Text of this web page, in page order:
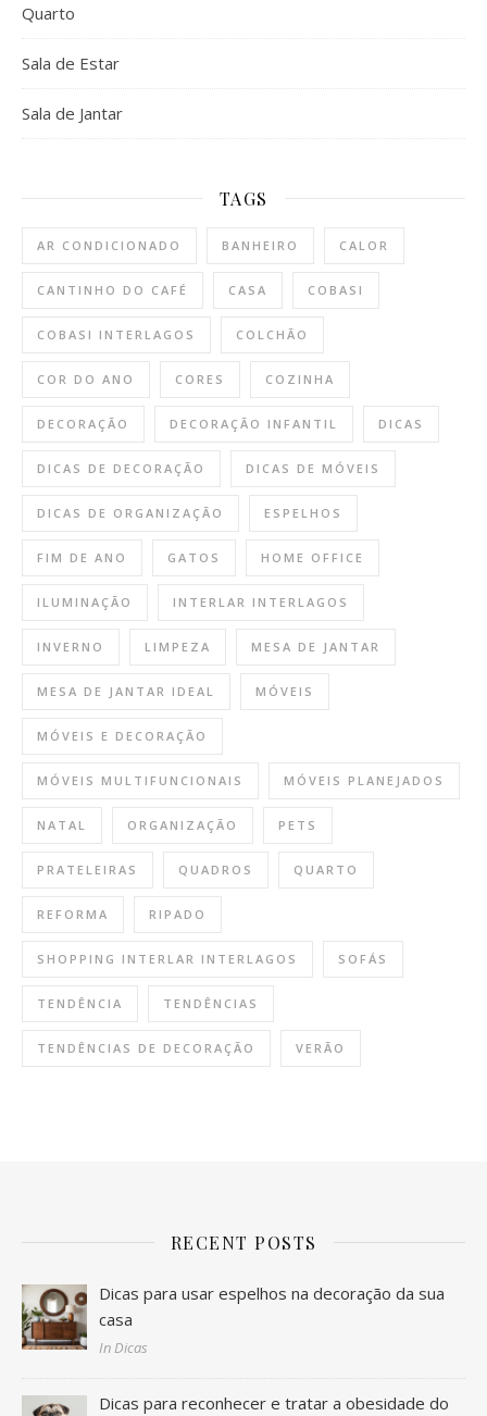
Quarto
Sala de Estar
Sala de Jantar
TAGS
AR CONDICIONADO BANHEIRO CALOR
CANTINHO DO CAFÉ CASA COBASI
COBASI INTERLAGOS COLCHÃO
COR DO ANO CORES COZINHA
DECORAÇÃO DECORAÇÃO INFANTIL DICAS
DICAS DE DECORAÇÃO DICAS DE MÓVEIS
DICAS DE ORGANIZAÇÃO ESPELHOS
FIM DE ANO GATOS HOME OFFICE
ILUMINAÇÃO INTERLAR INTERLAGOS
INVERNO LIMPEZA MESA DE JANTAR
MESA DE JANTAR IDEAL MÓVEIS
MÓVEIS E DECORAÇÃO
MÓVEIS MULTIFUNCIONAIS MÓVEIS PLANEJADOS
NATAL ORGANIZAÇÃO PETS
PRATELEIRAS QUADROS QUARTO
REFORMA RIPADO
SHOPPING INTERLAR INTERLAGOS SOFÁS
TENDÊNCIA TENDÊNCIAS
TENDÊNCIAS DE DECORAÇÃO VERÃO
RECENT POSTS
Dicas para usar espelhos na decoração da sua
casa
In Dicas
Dicas para reconhecer e tratar a obesidade do